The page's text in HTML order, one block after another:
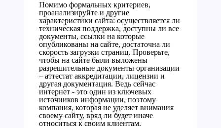
Помимо формальных критериев,
проанализируйте и другие
характеристики сайта: осуществляется ли
техническая поддержка, доступны ли все
документы, ссылки на которые
опубликованы на сайте, достаточна ли
скорость загрузки страниц. Проверьте,
чтобы на сайте были выложены
разрешительные документы организации
– аттестат аккредитации, лицензии и
другая документация. Ведь сейчас
интернет - это один из ключевых
источников информации, поэтому
компания, которая не уделяет внимания
своему сайту, вряд ли будет иначе
относиться к своим клиентам.